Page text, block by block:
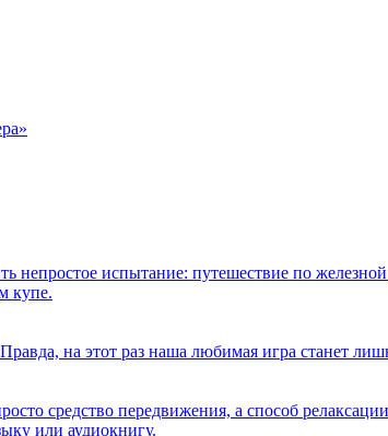
непростое испытание: путешествие по
купе.
на этот раз наша любимая игра станет
средство передвижения, а способ
или аудиокнигу.